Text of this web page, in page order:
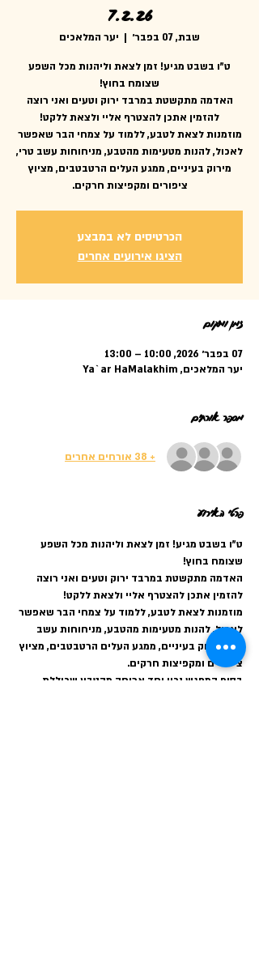
7.2.26
שבת, 07 בפבר׳
  |
יער המלאכים
ט"ו בשבט מגיע! זמן לצאת וליהנות מכל השפע
האדמה מתקשטת במרבד ירוק וטעים ואני רוצה
מוזמנות לצאת לטבע, ללמוד על צמחי הבר שאפשר
לאכול, להנות מטעימות מהטבע, מניחוחות עשב טרי,
מירוק בעיניים, ממגע העלים הרטבטבים, מציוץ
ציפורים ומקפיצות חרקים.
הכרטיסים לא במבצע
הציגו אירועים אחרים
זמן ומיקום
07 בפבר׳ 2026, 10:00 – 13:00
יער המלאכים, Ya`ar HaMalakhim
מספר אורחים
+ 38 אורחים אחרים
פרטי האירוע
ט"ו בשבט מגיע! זמן לצאת וליהנות מכל השפע
שצומח בחוץ!
האדמה מתקשטת במרבד ירוק וטעים ואני רוצה
להזמין אתכן להצטרף אליי ולצאת ללקט!
מוזמנות לצאת לטבע, ללמוד על צמחי הבר שאפשר
לאכול, להנות מטעימות מהטבע, מניחוחות עשב
טרי, מירוק בעיניים, ממגע העלים הרטבטבים, מציוץ
ציפורים ומקפיצות חרקים.
בסוף המפגש נכין יחד ארוחה מהטבע שכוללת